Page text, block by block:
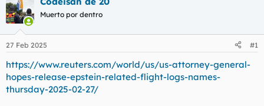
c
i
a
d
o
d
e
l
h
a
e
i
c
i
Muerto por dentro
27 Feb 2025 #1
https://www.reuters.com/world/us/us-attorney-general-
hopes-release-epstein-related-flight-logs-names-
thursday-2025-02-27/